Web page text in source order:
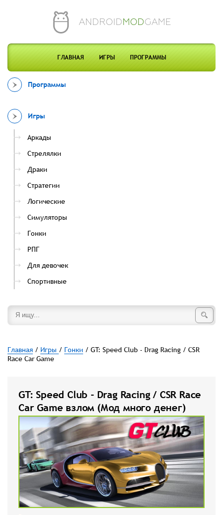
ANDROIDMODGAME
ГЛАВНАЯ ИГРЫ ПРОГРАММЫ
Программы
Игры
Аркады
Стрелялки
Драки
Стратегии
Логические
Симуляторы
Гонки
РПГ
Для девочек
Спортивные
Главная / Игры / Гонки / GT: Speed Club - Drag Racing / CSR
Race Car Game
GT: Speed Club - Drag Racing / CSR Race
Car Game взлом (Мод много денег)